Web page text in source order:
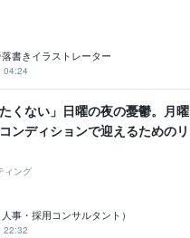
書きイラストレーター
04:24
くない」日曜の夜の憂鬱。月曜
ンディションで迎えるためのリ
ィング
事・採用コンサルタント）
22:32